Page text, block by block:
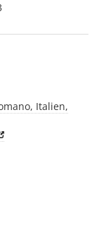
Italien,